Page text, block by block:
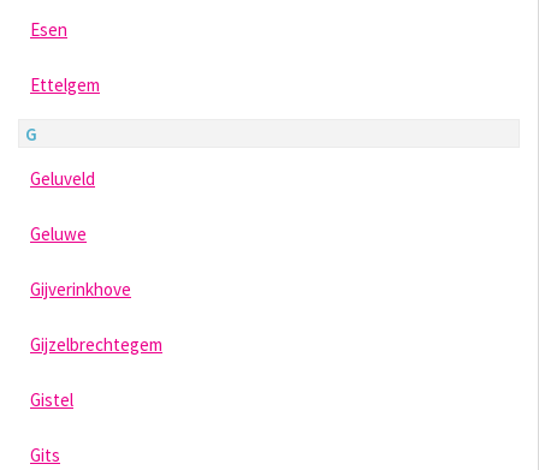
Esen
Ettelgem
G
Geluveld
Geluwe
Gijverinkhove
Gijzelbrechtegem
Gistel
Gits